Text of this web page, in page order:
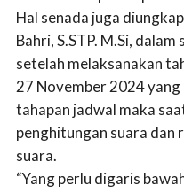
Hal senada juga
Bahri, S.STP. M.Si,
setelah melaksanakan
27 November 2024
tahapan jadwal maka
penghitungan suara dan
suara.
“Yang perlu digaris